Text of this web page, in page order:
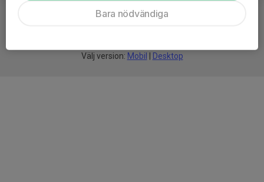
Välj version: Mobil Desktop
Bara nödvändiga